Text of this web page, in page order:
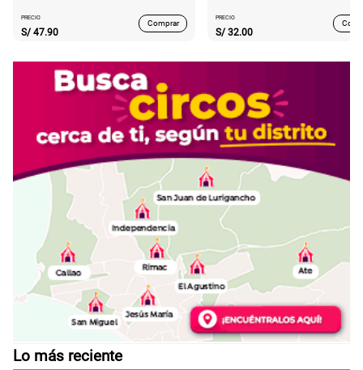
PRECIO
S/ 47.90
Comprar
PRECIO
S/ 32.00
Lo más reciente